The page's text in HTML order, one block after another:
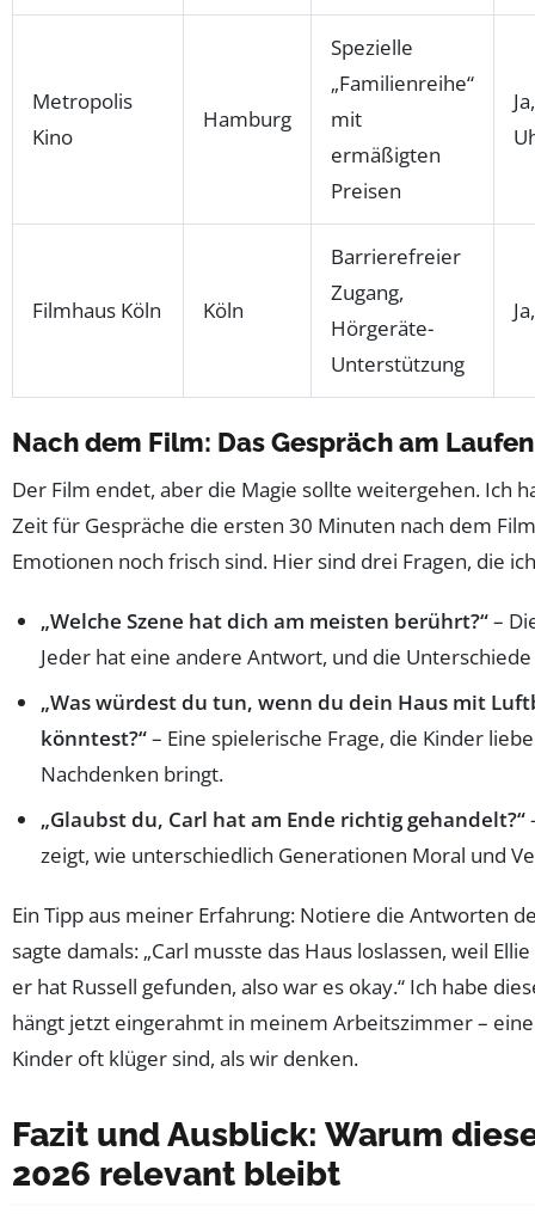
Metropolis
Kino
Hamburg
Spezielle
„Familienreihe“
mit
ermäßigten
Preisen
Filmhaus Köln Köln
Barrierefreier
Zugang,
Hörgeräte-
Unterstützung
Nach dem Film: Das Gespräch am
Der Film endet, aber die Magie sollte weitergehen. Ich
Zeit für Gespräche die ersten 30 Minuten nach dem
Emotionen noch frisch sind. Hier sind drei Fragen, die
„Welche Szene hat dich am meisten berührt?“–
Jeder hat eine andere Antwort, und die
„Was würdest du tun, wenn du dein Haus mit
könntest?“– Eine spielerische Frage, die Kinder
Nachdenken bringt.
„Glaubst du, Carl hat am Ende richtig gehandelt?“
zeigt, wie unterschiedlich Generationen Moral und
Ein Tipp aus meiner Erfahrung: Notiere die Antworten
sagte damals: „Carl musste das Haus loslassen, weil
er hat Russell gefunden, also war es okay.“ Ich habe
hängt jetzt eingerahmt in meinem Arbeitszimmer –
Kinder oft klüger sind, als wir denken.
Fazit und Ausblick: Warum
2026 relevant bleibt